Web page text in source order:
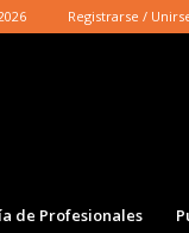
Registrarse /
de Profesionales